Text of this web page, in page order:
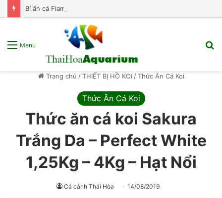
Bí ẩn cá Flame Tetra – “Vũ công samba” đến từ Brazil!
Menu
Trang chủ / THIẾT BỊ HỒ KOI / Thức Ăn Cá Koi
Thức Ăn Cá Koi
Thức ăn cá koi Sakura
Trắng Da – Perfect White
1,25Kg – 4Kg – Hạt Nổi
Cá cảnh Thái Hòa 14/08/2019